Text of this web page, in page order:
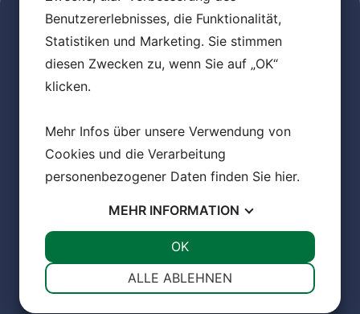
Benutzererlebnisses, die Funktionalität,
Statistiken und Marketing. Sie stimmen
diesen Zwecken zu, wenn Sie auf „OK“
klicken.
Mehr Infos über unsere Verwendung von
Cookies und die Verarbeitung
personenbezogener Daten finden Sie hier.
MEHR INFORMATION
ALLE ABLEHNEN
OK